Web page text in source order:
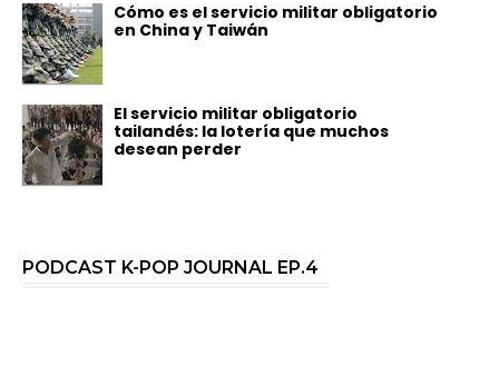
Cómo es el servicio militar obligatorio
en China y Taiwán
El servicio militar obligatorio
tailandés: la lotería que muchos
desean perder
PODCAST K-POP JOURNAL EP.4